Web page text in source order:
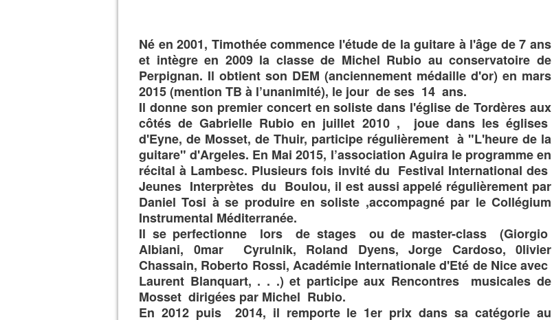
Né en 2001, Timothée commence l'étude de la guitare à l'âge de 7 ans
et intègre en 2009 la classe de Michel Rubio au conservatoire de
Perpignan. Il obtient son DEM (anciennement médaille d'or) en mars
2015 (mention TB à l’unanimité), le jour de ses 14 ans.
Il donne son premier concert en soliste dans l'église de Tordères aux
côtés de Gabrielle Rubio en juillet 2010 , joue dans les églises
d'Eyne, de Mosset, de Thuir, participe régulièrement à "L'heure de la
guitare" d'Argeles. En Mai 2015, l’association Aguira le programme en
récital à Lambesc. Plusieurs fois invité du Festival International des
Jeunes Interprètes du Boulou, il est aussi appelé régulièrement par
Daniel Tosi à se produire en soliste ,accompagné par le Collégium
Instrumental Méditerranée.
Il se perfectionne lors de stages ou de master-class (Giorgio
Albiani, 0mar Cyrulnik, Roland Dyens, Jorge Cardoso, 0livier
Chassain, Roberto Rossi, Académie Internationale d'Eté de Nice avec
Laurent Blanquart, . . .) et participe aux Rencontres musicales de
Mosset dirigées par Michel Rubio.
En 2012 puis 2014, il remporte le 1er prix dans sa catégorie au